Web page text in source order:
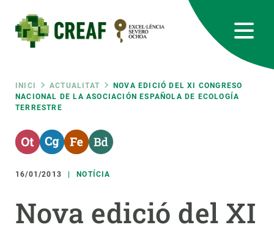
contingut
Fil
d'ariadna
INICI ACTUALITAT
NOVA EDICIÓ DEL XI CONGRESO
NACIONAL DE LA ASOCIACIÓN ESPAÑOLA DE ECOLOGÍA
TERRESTRE
16/01/2013 NOTÍCIA
Nova edició del XI
RRSS
Featured
responsive
Responsive
RECERCA